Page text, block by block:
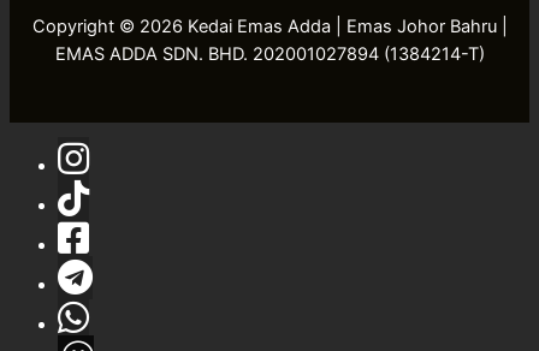
Copyright © 2026 Kedai Emas Adda | Emas Johor Bahru |
EMAS ADDA SDN. BHD. 202001027894 (1384214-T)